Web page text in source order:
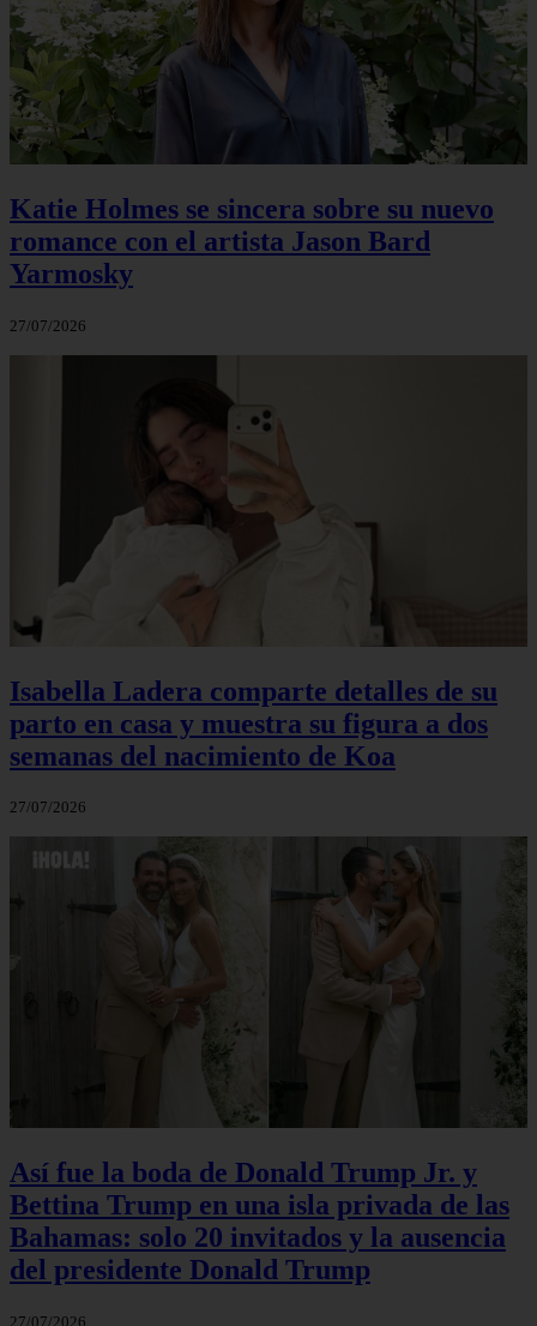
Katie Holmes se sincera sobre su nuevo
romance con el artista Jason Bard
Yarmosky
27/07/2026
Isabella Ladera comparte detalles de su
parto en casa y muestra su figura a dos
semanas del nacimiento de Koa
27/07/2026
Así fue la boda de Donald Trump Jr. y
Bettina Trump en una isla privada de las
Bahamas: solo 20 invitados y la ausencia
del presidente Donald Trump
27/07/2026